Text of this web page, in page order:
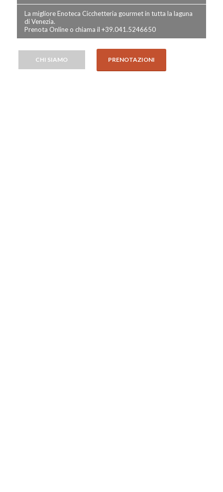
La migliore Enoteca Cicchetteria gourmet in tutta la laguna
di Venezia.
Prenota Online o chiama il +39.041.5246650
CHI SIAMO PRENOTAZIONI